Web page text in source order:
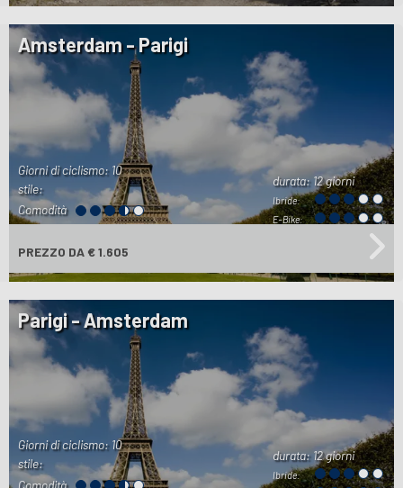
Amsterdam - Parigi
durata:12 giorni
Ibride:
E-Bike:
Giorni di ciclismo: 10
stile:
Comodità
PREZZO DA € 1.605
Parigi - Amsterdam
durata:12 giorni
Ibride:
Giorni di ciclismo: 10
stile:
Comodità